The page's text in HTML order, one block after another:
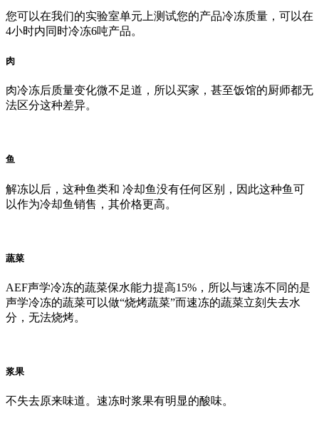
您可以在我们的实验室单元上测试您的产品冷冻质量，可以在
4小时内同时冷冻6吨产品。
肉
肉冷冻后质量变化微不足道，所以买家，甚至饭馆的厨师都无
法区分这种差异。
鱼
解冻以后，这种鱼类和 冷却鱼没有任何区别，因此这种鱼可
以作为冷却鱼销售，其价格更高。
蔬菜
AEF声学冷冻的蔬菜保水能力提高15%，所以与速冻不同的是
声学冷冻的蔬菜可以做“烧烤蔬菜”而速冻的蔬菜立刻失去水
分，无法烧烤。
浆果
不失去原来味道。速冻时浆果有明显的酸味。